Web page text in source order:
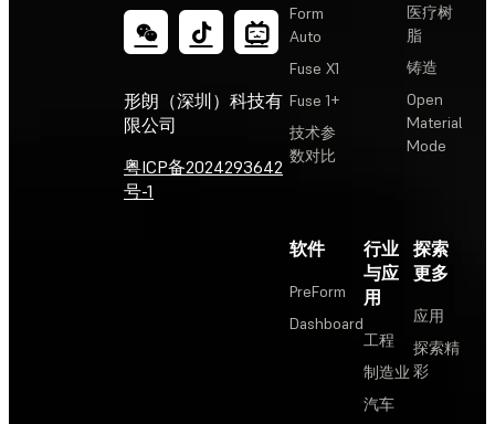
形朗（深圳）科技有
限公司
粤ICP备2024293642
号-1
Form
Auto
Fuse X1
Fuse 1+
技术参
数对比
医疗树
脂
铸造
Open
Material
Mode
软件
PreForm
Dashboard
行业
与应
用
工程
制造业
汽车
探索
更多
应用
探索精
彩